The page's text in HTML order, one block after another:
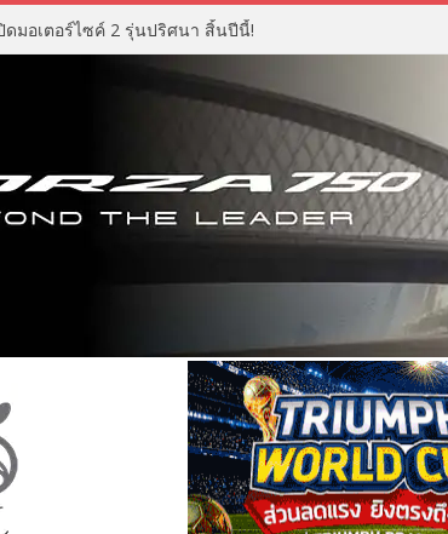
ดมอเตอร์ไซค์ 2 รุ่นปริศนา สิ้นปีนี้!